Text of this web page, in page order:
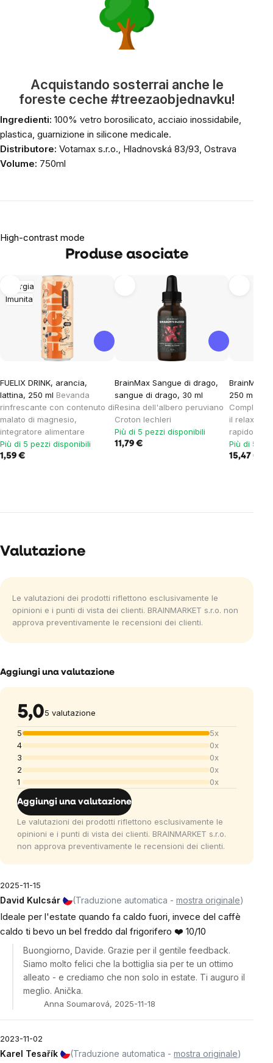
Acquistando sosterrai anche le
foreste ceche #treezaobjednavku!
Ingredienti: 100% vetro borosilicato, acciaio inossidabile,
plastica, guarnizione in silicone medicale.
Distributore: Votamax s.r.o., Hladnovská 83/93, Ostrava
Volume: 750ml
High-contrast mode
Produse asociate
Energia
Imunita
FUELIX DRINK, arancia,
lattina, 250 ml Bevanda
rinfrescante con contenuto di
malato di magnesio,
integratore alimentare
Più di 5 pezzi disponibili
1,59 €
BrainMax Sangue di drago,
sangue di drago, 30 ml
Resina dell'albero peruviano
Croton lechleri
Più di 5 pezzi disponibili
11,79 €
BrainMax
250 mg,
il relax e
rapido,
Più di 5
15,47 €
Valutazione
Le valutazioni dei prodotti riflettono esclusivamente le
opinioni e i punti di vista dei clienti. BRAINMARKET s.r.o. non
approva preventivamente le recensioni dei clienti.
Aggiungi una valutazione
5,05 valutazione
5
5x
4
0x
3
0x
2
0x
1
0x
Aggiungi una valutazione
Le valutazioni dei prodotti riflettono esclusivamente le
opinioni e i punti di vista dei clienti. BRAINMARKET s.r.o.
non approva preventivamente le recensioni dei clienti.
2025-11-15
David Kulcsár (Traduzione automatica - mostra originale)
Ideale per l'estate quando fa caldo fuori, invece del caffè
caldo ti bevo un bel freddo dal frigorifero ❤️ 10/10
Buongiorno, Davide. Grazie per il gentile feedback.
Siamo molto felici che la bottiglia sia per te un ottimo
alleato - e crediamo che non solo in estate. Ti auguro il
meglio. Anička.
Anna Soumarová, 2025-11-18
2023-11-02
Karel Tesařík (Traduzione automatica - mostra originale)